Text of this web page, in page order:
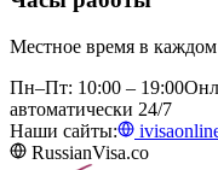
Местное время в
Пн–Пт: 10:00 – 19:00
автоматически 24/7
Наши сайты:
RussianVisa.co